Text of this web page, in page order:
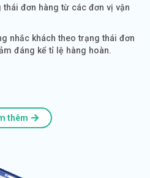
đơn hàng từ các đơn vị vận
nhắc khách theo trạng thái đơn
đáng kể tỉ lệ hàng hoàn.
thêm